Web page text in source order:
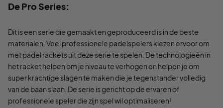
De Pro Series:
Dit is een serie die gemaakt en geproduceerd is in de beste
materialen. Veel professionele padelspelers kiezen ervoor om
met padel rackets uit deze serie te spelen. De technologieën in
het racket helpen om je niveau te verhogen en helpen je om
super krachtige slagen te maken die je tegenstander volledig
van de baan slaan. De serie is gericht op de ervaren of
professionele speler die zijn spel wil optimaliseren!